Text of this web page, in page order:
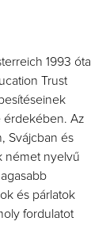
1993 óta
Trust
érdekében. Az
Svájcban és
német nyelvű
és párlatok
fordulatot